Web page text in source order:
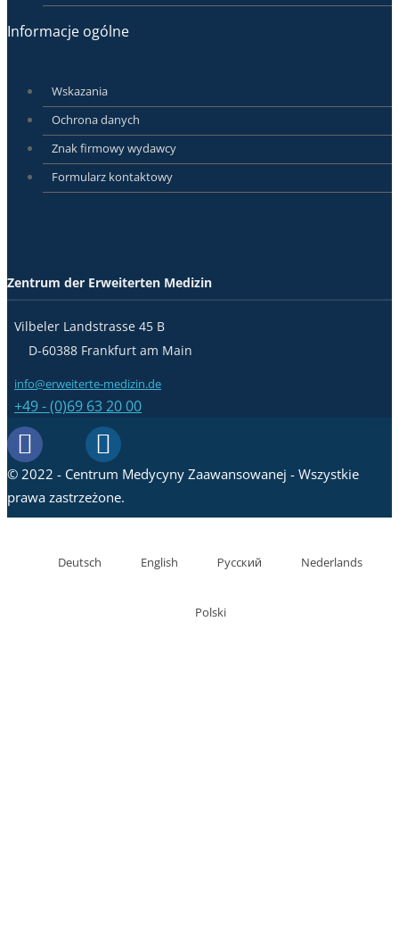
Informacje ogólne
Wskazania
Ochrona danych
Znak firmowy wydawcy
Formularz kontaktowy
Zentrum der Erweiterten Medizin
Vilbeler Landstrasse 45 B
D-60388 Frankfurt am Main
info@erweiterte-medizin.de
+49 - (0)69 63 20 00
© 2022 - Centrum Medycyny Zaawansowanej - Wszystkie
prawa zastrzeżone.
Deutsch English Русский Nederlands
Polski